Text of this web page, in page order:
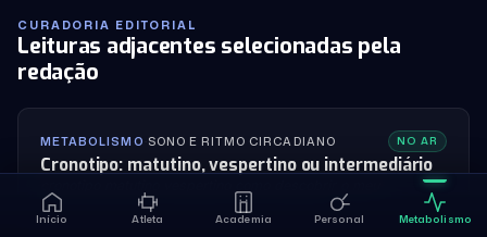
CURADORIA EDITORIAL
Leituras adjacentes selecionadas pela
redação
METABOLISMO SONO E RITMO CIRCADIANO NO AR
Cronotipo: matutino, vespertino ou intermediário
Início Atleta Academia Personal Metabolismo